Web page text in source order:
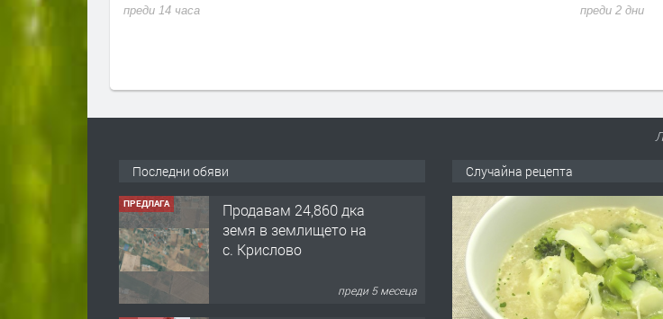
Последни обяви
ПРЕДЛАГА
Продавам 24,860 дка
с. Крислово
ПРЕДЛАГА
Случайна рецепта